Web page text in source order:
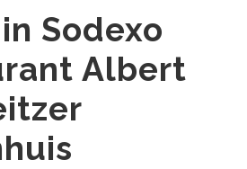
in Sodexo
Albert